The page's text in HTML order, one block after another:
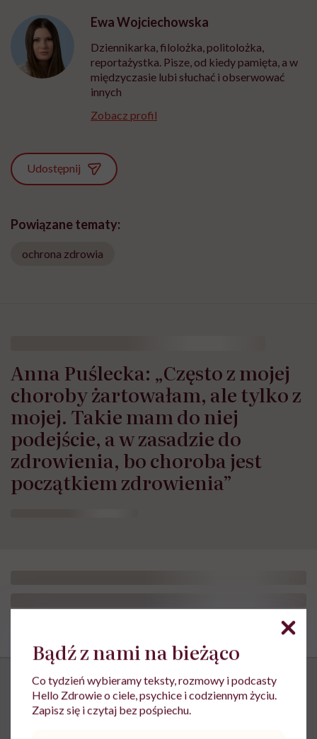
Ewa Wojciechowska
Dziennikarka, filolożka, politolożka,
reportażystka. Pisze, od kiedy pamięta, a w
międzyczasie lubi słuchać i obserwować
innych
Zobacz profil
Udostępnij
Powiązane tematy:
ochrona zdrowia
Anna Puślecka: „Często z mojej
choroby żartowałam, ale tylko z
mojej. Takie mam do niej
podejście, a w zasadzie do
zdrowienia, bo choroba jest
początkiem zdrowienia”
HelloZdrowie: Życie › Rodzicielstwo › „Opieka
Bądź z nami na bieżąco
Co tydzień wybieramy teksty, rozmowy i podcasty
Hello Zdrowie o ciele, psychice i codziennym życiu.
Zapisz się i czytaj bez pośpiechu.